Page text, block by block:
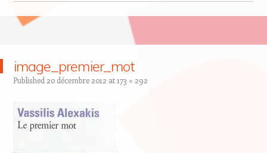
image_premier_mot
Published 20 décembre 2012 at173 × 292